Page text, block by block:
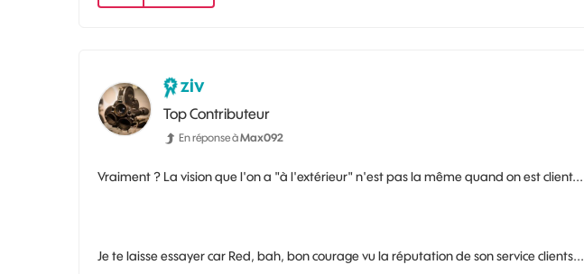
ziv
Top Contributeur
En réponse àMax092
Vraiment ? La vision que l'on a "à l'extérieur" n'est pas la même quand on est client...
Je te laisse essayer car Red, bah, bon courage vu la réputation de son service clients...